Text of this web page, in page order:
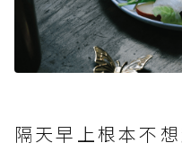
隔天早上根本不